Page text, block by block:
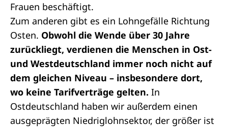
Frauen beschäftigt.
Zum anderen gibt es ein Lohngefälle Richtung
Osten. Obwohl die Wende über 30 Jahre
zurückliegt, verdienen die Menschen in Ost-
und Westdeutschland immer noch nicht auf
dem gleichen Niveau – insbesondere dort,
wo keine Tarifverträge gelten. In
Ostdeutschland haben wir außerdem einen
ausgeprägten Niedriglohnsektor, der größer ist